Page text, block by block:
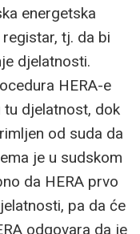
energetska
tj. da bi
djelatnosti.
HERA-e
tu djelatnost, dok
od suda da
je u sudskom
da HERA prvo
pa da će
odgovara da je